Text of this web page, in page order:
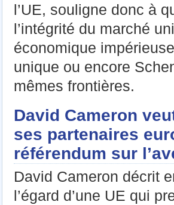
l’UE, souligne donc à
l’intégrité du marché
économique
unique ou encore
mêmes frontières.
David Cameron
ses partenaires
référendum sur
David Cameron décrit
l’égard d’une UE qui